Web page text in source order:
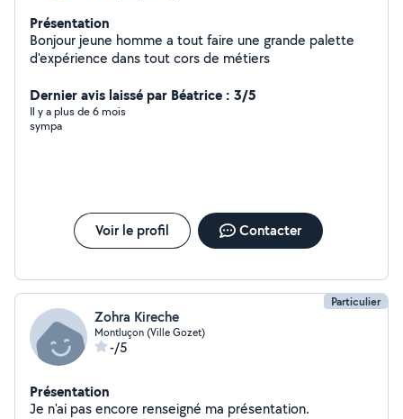
Présentation
Bonjour jeune homme a tout faire une grande palette
d'expérience dans tout cors de métiers
Dernier avis laissé par Béatrice : 3/5
Il y a plus de 6 mois
sympa
Voir le profil Contacter
Particulier
Zohra Kireche
Montluçon (Ville Gozet)
-/5
Présentation
Je n'ai pas encore renseigné ma présentation.